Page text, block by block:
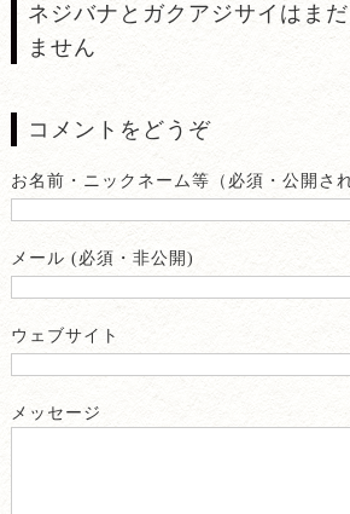
ネジバナとガクアジサイはま
ません
コメントをどうぞ
お名前・ニックネーム等（必須・公開さ
メール (必須・非公開)
ウェブサイト
メッセージ